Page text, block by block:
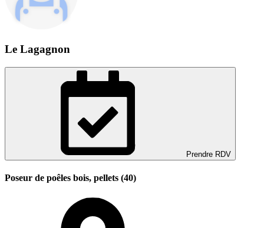
Le Lagagnon
Prendre RDV
Poseur de poêles bois, pellets (40)